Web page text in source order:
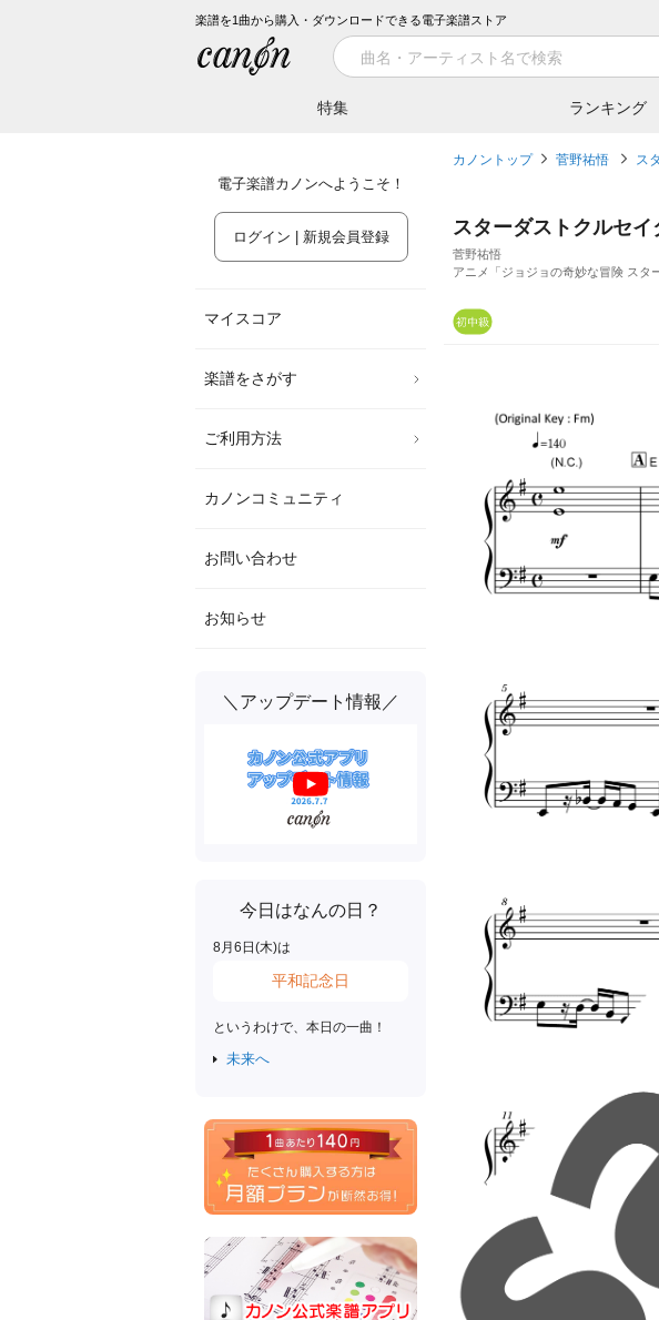
楽譜を1曲から購入・ダウンロードできる電子楽譜ストア
特集 ランキング
電子楽譜カノンへようこそ！
ログイン | 新規会員登録
マイスコア
楽譜をさがす
ご利用方法
カノンコミュニティ
お問い合わせ
お知らせ
＼アップデート情報／
今日はなんの日？
8月 6 日(木)は
平和記念日
というわけで、本日の一曲！
未来へ
カノントップ 菅野祐悟 ス
スターダストクルセ
菅野祐悟
アニメ「ジョジョの奇妙な冒険 スタ